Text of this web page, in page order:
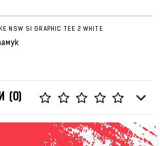
NSW SI GRAPHIC TEE 2 WHITE
(0)